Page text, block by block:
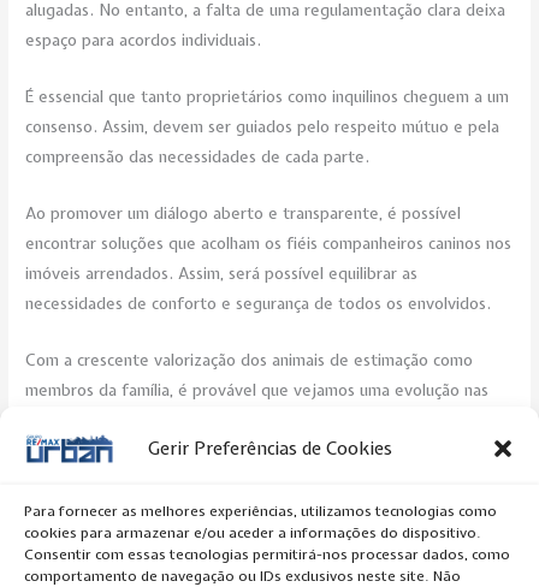
Gerir Preferências de Cookies
Para fornecer as melhores experiências, utilizamos tecnologias como
cookies para armazenar e/ou aceder a informações do dispositivo.
Consentir com essas tecnologias permitirá-nos processar dados, como
comportamento de navegação ou IDs exclusivos neste site. Não
alugadas. No entanto, a falta de uma regulamentação clara deixa
espaço para acordos individuais.
É essencial que tanto proprietários como inquilinos cheguem a um
consenso. Assim, devem ser guiados pelo respeito mútuo e pela
compreensão das necessidades de cada parte.
Ao promover um diálogo aberto e transparente, é possível
encontrar soluções que acolham os fiéis companheiros caninos nos
imóveis arrendados. Assim, será possível equilibrar as
necessidades de conforto e segurança de todos os envolvidos.
Com a crescente valorização dos animais de estimação como
membros da família, é provável que vejamos uma evolução nas
←Previous Artigo Next Artigo